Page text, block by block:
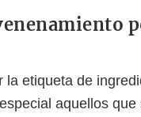
la etiqueta de
aquellos